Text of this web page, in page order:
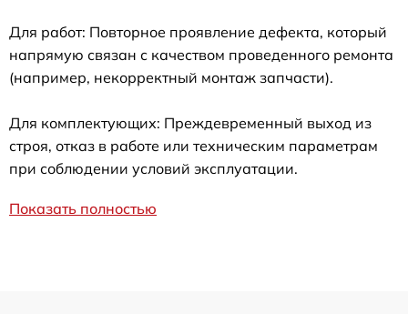
Для работ: Повторное проявление дефекта, который
напрямую связан с качеством проведенного ремонта
(например, некорректный монтаж запчасти).
Для комплектующих: Преждевременный выход из
строя, отказ в работе или техническим параметрам
при соблюдении условий эксплуатации.
Показать полностью